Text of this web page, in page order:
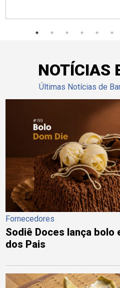
NOTÍCIAS
Últimas Notícias de
Fornecedores
Sodiê Doces lança bolo
dos Pais